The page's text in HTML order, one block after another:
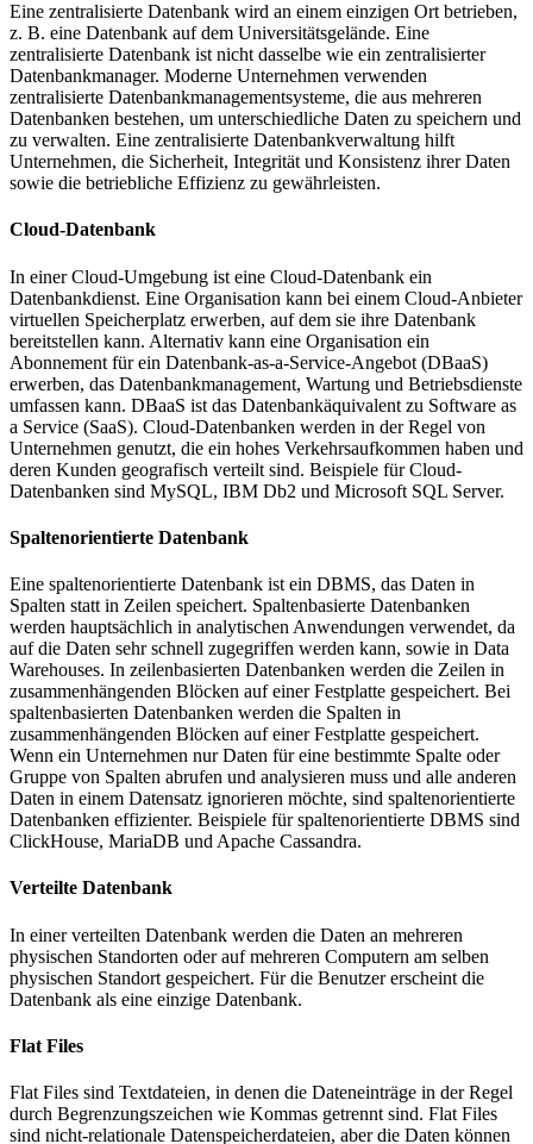
Eine zentralisierte Datenbank wird an einem einzigen Ort betrieben,
z. B. eine Datenbank auf dem Universitätsgelände. Eine
zentralisierte Datenbank ist nicht dasselbe wie ein zentralisierter
Datenbankmanager. Moderne Unternehmen verwenden
zentralisierte Datenbankmanagementsysteme, die aus mehreren
Datenbanken bestehen, um unterschiedliche Daten zu speichern und
zu verwalten. Eine zentralisierte Datenbankverwaltung hilft
Unternehmen, die Sicherheit, Integrität und Konsistenz ihrer Daten
sowie die betriebliche Effizienz zu gewährleisten.
Cloud-Datenbank
In einer Cloud-Umgebung ist eine Cloud-Datenbank ein
Datenbankdienst. Eine Organisation kann bei einem Cloud-Anbieter
virtuellen Speicherplatz erwerben, auf dem sie ihre Datenbank
bereitstellen kann. Alternativ kann eine Organisation ein
Abonnement für ein Datenbank-as-a-Service-Angebot (DBaaS)
erwerben, das Datenbankmanagement, Wartung und Betriebsdienste
umfassen kann. DBaaS ist das Datenbankäquivalent zu Software as
a Service (SaaS). Cloud-Datenbanken werden in der Regel von
Unternehmen genutzt, die ein hohes Verkehrsaufkommen haben und
deren Kunden geografisch verteilt sind. Beispiele für Cloud-
Datenbanken sind MySQL, IBM Db2 und Microsoft SQL Server.
Spaltenorientierte Datenbank
Eine spaltenorientierte Datenbank ist ein DBMS, das Daten in
Spalten statt in Zeilen speichert. Spaltenbasierte Datenbanken
werden hauptsächlich in analytischen Anwendungen verwendet, da
auf die Daten sehr schnell zugegriffen werden kann, sowie in Data
Warehouses. In zeilenbasierten Datenbanken werden die Zeilen in
zusammenhängenden Blöcken auf einer Festplatte gespeichert. Bei
spaltenbasierten Datenbanken werden die Spalten in
zusammenhängenden Blöcken auf einer Festplatte gespeichert.
Wenn ein Unternehmen nur Daten für eine bestimmte Spalte oder
Gruppe von Spalten abrufen und analysieren muss und alle anderen
Daten in einem Datensatz ignorieren möchte, sind spaltenorientierte
Datenbanken effizienter. Beispiele für spaltenorientierte DBMS sind
ClickHouse, MariaDB und Apache Cassandra.
Verteilte Datenbank
In einer verteilten Datenbank werden die Daten an mehreren
physischen Standorten oder auf mehreren Computern am selben
physischen Standort gespeichert. Für die Benutzer erscheint die
Datenbank als eine einzige Datenbank.
Flat Files
Flat Files sind Textdateien, in denen die Dateneinträge in der Regel
durch Begrenzungszeichen wie Kommas getrennt sind. Flat Files
sind nicht-relationale Datenspeicherdateien, aber die Daten können